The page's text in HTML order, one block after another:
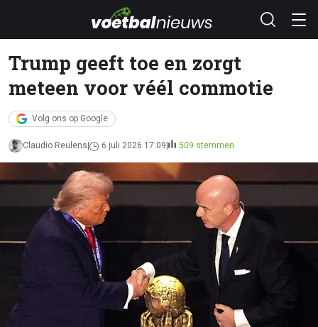
Trump geeft toe en zorgt
meteen voor véél commotie
Volg ons op Google
Claudio Reulens 6 juli 2026 17:09 509 stemmen